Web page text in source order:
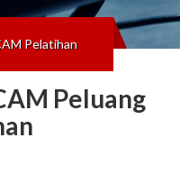
Pelatihan
Peluang